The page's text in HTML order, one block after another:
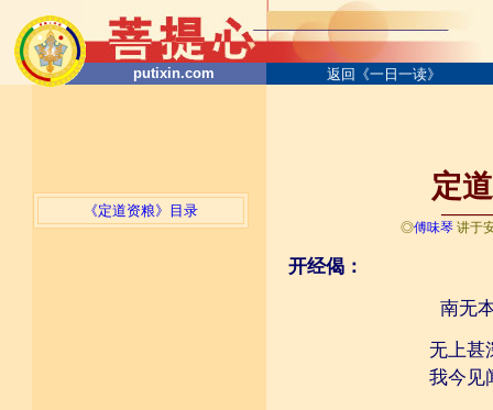
putixin.com 返回《一日一读》
《定道资粮》目录
定
◎傅味琴讲于
开经偈：
南无
无上甚
我今见